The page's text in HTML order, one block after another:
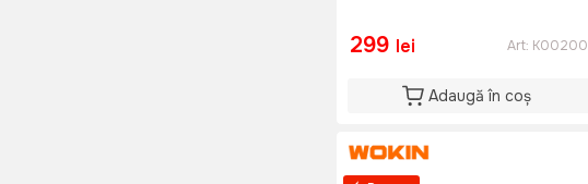
299 lei Art: K00200
Adaugă în coș